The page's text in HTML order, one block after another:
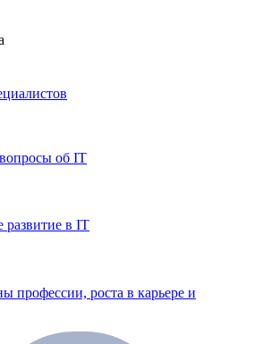
об IT
развитие в IT
профессии, роста в карьере и